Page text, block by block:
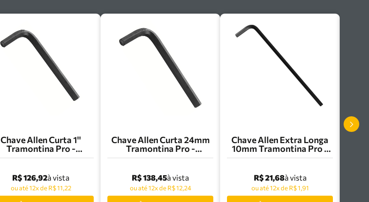
Chave Allen Curta 1''
Tramontina Pro -
44420/018
R$ 126,92à vista
ou até 12x de R$ 11,22
Chave Allen Curta 24mm
Tramontina Pro -
44400/024
R$ 138,45à vista
ou até 12x de R$ 12,24
Chave Allen Extra Longa
10mm Tramontina Pro -
44423/010
R$ 21,68à vista
ou até 12x de R$ 1,91